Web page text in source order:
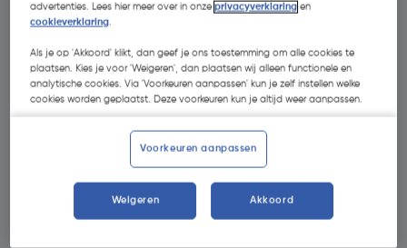
- 61 %
€ 6,62
advertenties. Lees hier meer over in onzeprivacyverklaring en
cookieverklaring.
Als je op 'Akkoord' klikt, dan geef je ons toestemming om alle cookies te
plaatsen. Kies je voor 'Weigeren', dan plaatsen wij alleen functionele en
analytische cookies. Via 'Voorkeuren aanpassen' kun je zelf instellen welke
cookies worden geplaatst. Deze voorkeuren kun je altijd weer aanpassen.
Voorkeuren aanpassen
Weigeren Akkoord